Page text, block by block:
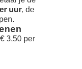
uur, de
3,50 per